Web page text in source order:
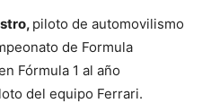
piloto de automovilismo
de Formula
Fórmula 1 al año
del equipo Ferrari.